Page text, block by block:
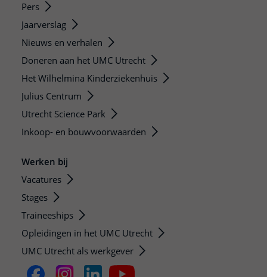
Pers
Jaarverslag
Nieuws en verhalen
Doneren aan het UMC Utrecht
Het Wilhelmina Kinderziekenhuis
Julius Centrum
Utrecht Science Park
Inkoop- en bouwvoorwaarden
Werken bij
Vacatures
Stages
Traineeships
Opleidingen in het UMC Utrecht
UMC Utrecht als werkgever